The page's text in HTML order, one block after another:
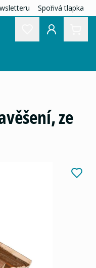
Spořivá tlapka
ze